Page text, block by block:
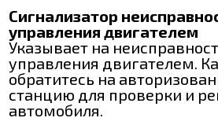
Сигнализатор
управления двигателем
Указывает на
управления двигателем.
обратитесь на
станцию для проверки и
автомобиля.